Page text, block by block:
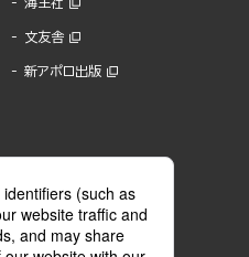
文友舎
新アポロ出版